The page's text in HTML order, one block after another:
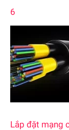
6
Lắp đặt mạng